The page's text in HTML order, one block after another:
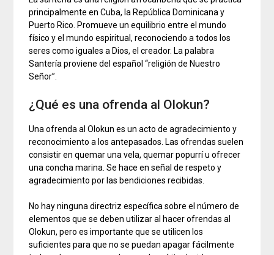
principalmente en Cuba, la República Dominicana y
Puerto Rico. Promueve un equilibrio entre el mundo
físico y el mundo espiritual, reconociendo a todos los
seres como iguales a Dios, el creador. La palabra
Santería proviene del español “religión de Nuestro
Señor”.
¿Qué es una ofrenda al Olokun?
Una ofrenda al Olokun es un acto de agradecimiento y
reconocimiento a los antepasados. Las ofrendas suelen
consistir en quemar una vela, quemar popurrí u ofrecer
una concha marina. Se hace en señal de respeto y
agradecimiento por las bendiciones recibidas.
No hay ninguna directriz específica sobre el número de
elementos que se deben utilizar al hacer ofrendas al
Olokun, pero es importante que se utilicen los
suficientes para que no se puedan apagar fácilmente